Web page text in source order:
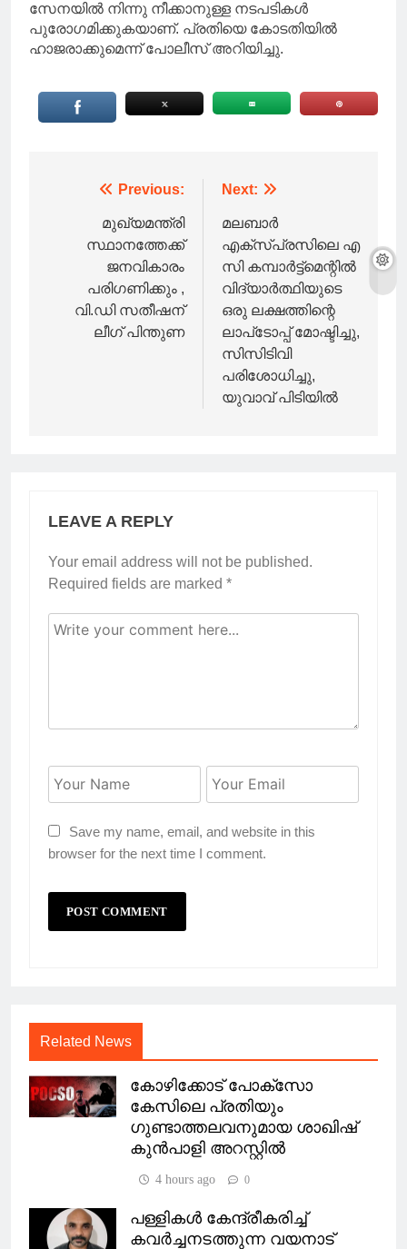
സേനയിൽ നിന്നു നീക്കാനുള്ള നടപടികൾ
പുരോഗമിക്കുകയാണ്. പ്രതിയെ കോടതിയിൽ
ഹാജരാക്കുമെന്ന് പോലീസ് അറിയിച്ചു.
navigation
Previous:
മുഖ്യമന്ത്രി
സ്ഥാനത്തേക്ക്
ജനവികാരം
പരിഗണിക്കും ,
വി.ഡി സതീഷന്
ലീഗ് പിന്തുണ
Next:
മലബാര്‍
എക്‌സ്പ്രസിലെ എ
സി കമ്പാര്‍ട്ട്‌മെന്റില്‍
വിദ്യാര്‍ത്ഥിയുടെ
ഒരു ലക്ഷത്തിന്റെ
ലാപ്‌ടോപ്പ് മോഷ്ടിച്ചു,
സിസിടിവി
പരിശോധിച്ചു,
യുവാവ് പിടിയിൽ
LEAVE A REPLY
Your email address will not be published.
Required fields are marked *
Save my name, email, and website in this
browser for the next time I comment.
Related News
കോഴിക്കോട് പോക്സോ
കേസിലെ പ്രതിയും
ഗുണ്ടാത്തലവനുമായ ശാഖിഷ്
കുൻപാളി അറസ്റ്റിൽ
4 hours ago 0
പള്ളികൾ കേന്ദ്രീകരിച്ച്
കവർച്ചനടത്തുന്ന വയനാട്